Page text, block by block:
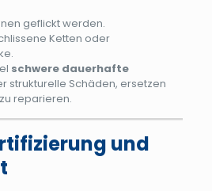
geflickt werden.
Ketten oder
schwere dauerhafte
strukturelle Schäden, ersetzen
reparieren.
und